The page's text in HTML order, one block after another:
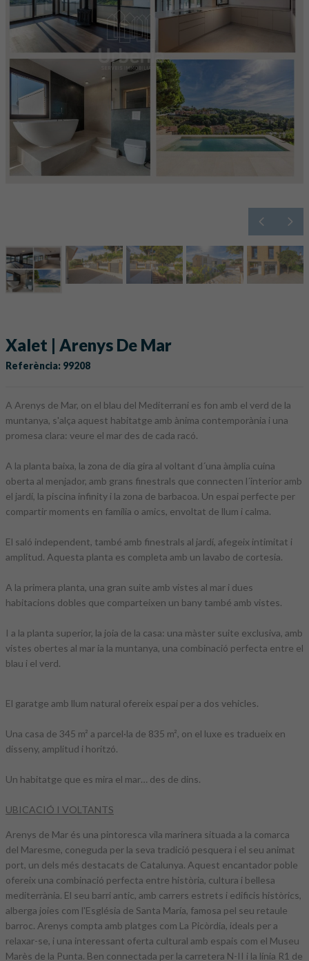
Xalet | Arenys De Mar
Referència: 99208
A Arenys de Mar, on el blau del Mediterrani es fon amb el verd de la
muntanya, s'alça aquest habitatge amb ànima contemporània i una
promesa clara: veure el mar des de cada racó.
A la planta baixa, la zona de dia gira al voltant d´una àmplia cuina
oberta al menjador, amb grans finestrals que connecten l´interior amb
el jardí, la piscina infinity i la zona de barbacoa. Un espai perfecte per
compartir moments en família o amics, envoltat de llum i calma.
El saló independent, també amb finestrals al jardí, afegeix intimitat i
amplitud. Aquesta planta es completa amb un lavabo de cortesia.
A la primera planta, una gran suite amb vistes al mar i dues
habitacions dobles que comparteixen un bany també amb vistes.
I a la planta superior, la joia de la casa: una màster suite exclusiva, amb
vistes obertes al mar ia la muntanya, una combinació perfecta entre el
blau i el verd.
El garatge amb llum natural ofereix espai per a dos vehicles.
Una casa de 345 m² a parcel·la de 835 m², on el luxe es tradueix en
disseny, amplitud i horitzó.
Un habitatge que es mira el mar… des de dins.
UBICACIÓ I VOLTANTS
Arenys de Mar és una pintoresca vila marinera situada a la comarca
del Maresme, coneguda per la seva tradició pesquera i el seu animat
port, un dels més destacats de Catalunya. Aquest encantador poble
ofereix una combinació perfecta entre història, cultura i bellesa
mediterrània. El seu barri antic, amb carrers estrets i edificis històrics,
alberga joies com l'Església de Santa María, famosa pel seu retaule
barroc. Arenys compta amb platges com La Picòrdia, ideals per a
relaxar-se, i una interessant oferta cultural amb espais com el Museu
Marès de la Punta. Ben connectada per la carretera N-II i la línia R1 de